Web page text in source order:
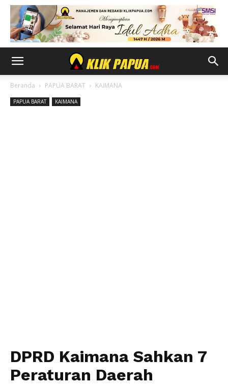
Beranda PAPUA BARAT KAIMANA
PAPUA BARAT KAIMANA
DPRD Kaimana Sahkan 7
Peraturan Daerah